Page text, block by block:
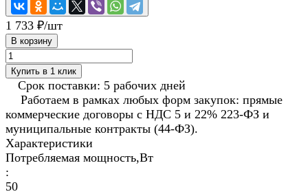
1 733 ₽/шт
В корзину
Купить в 1 клик
Срок поставки: 5 рабочих дней
Работаем в рамках любых форм закупок: прямые
коммерческие договоры с НДС 5 и 22% 223-ФЗ и
муниципальные контракты (44-ФЗ).
Характеристики
Потребляемая мощность,Вт
:
50